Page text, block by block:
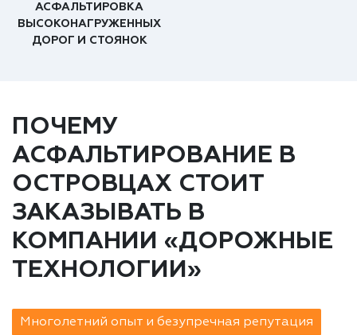
АСФАЛЬТИРОВКА
ВЫСОКОНАГРУЖЕННЫХ
ДОРОГ И СТОЯНОК
ПОЧЕМУ
АСФАЛЬТИРОВАНИЕ В
ОСТРОВЦАХ СТОИТ
ЗАКАЗЫВАТЬ В
КОМПАНИИ «ДОРОЖНЫЕ
ТЕХНОЛОГИИ»
Многолетний опыт и безупречная репутация